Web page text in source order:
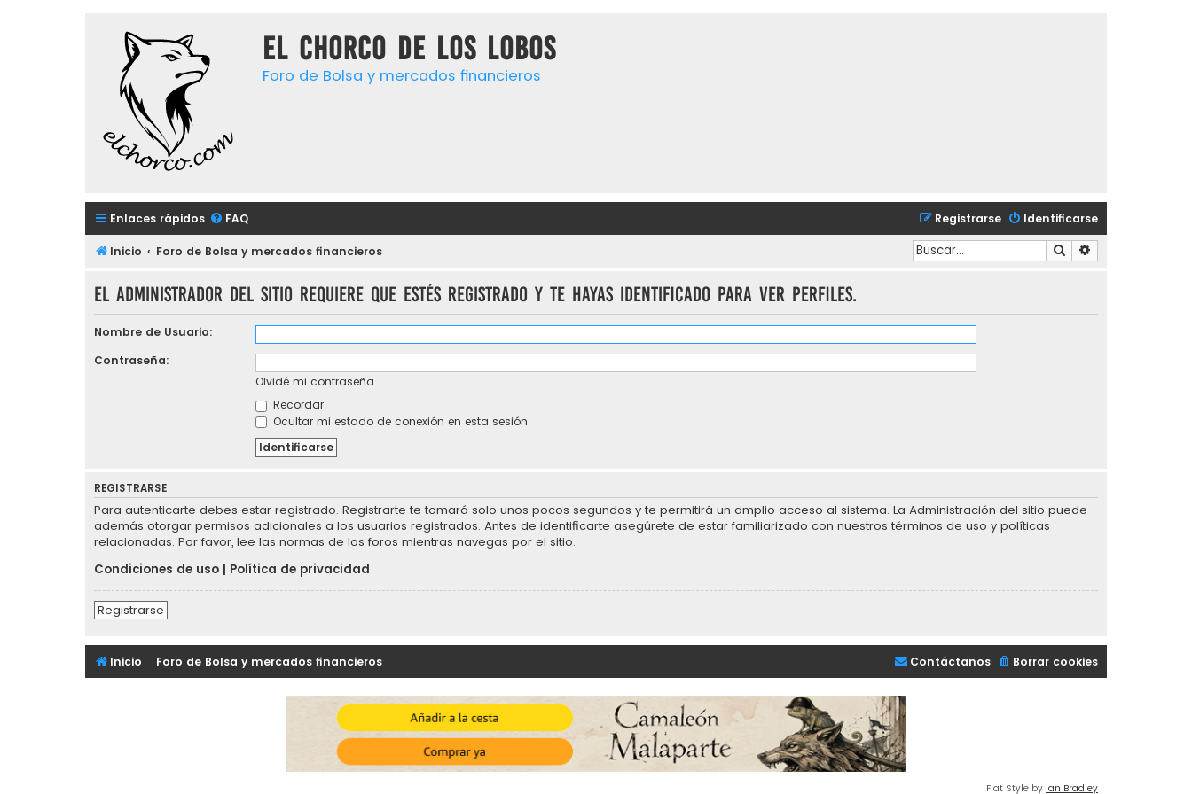
El chorco de los lobos
Foro de Bolsa y mercados financieros
Enlaces rápidos FAQ Identificarse
Registrarse
Inicio Foro de Bolsa y mercados financieros Buscar
El administrador del sitio requiere que estés registrado y te hayas identificado para ver perfiles.
Nombre de Usuario:
Contraseña:
Olvidé mi contraseña
Recordar
Ocultar mi estado de conexión en esta sesión
REGISTRARSE
Para autenticarte debes estar registrado. Registrarte te tomará solo unos pocos segundos y te permitirá un amplio acceso al sistema. La Administración del sitio puede
además otorgar permisos adicionales a los usuarios registrados. Antes de identificarte asegúrete de estar familiarizado con nuestros términos de uso y políticas
relacionadas. Por favor, lee las normas de los foros mientras navegas por el sitio.
Condiciones de uso
Política de privacidad
Registrarse
Inicio Foro de Bolsa y mercados financieros Borrar cookies
Contáctanos
Flat Style by Ian Bradley